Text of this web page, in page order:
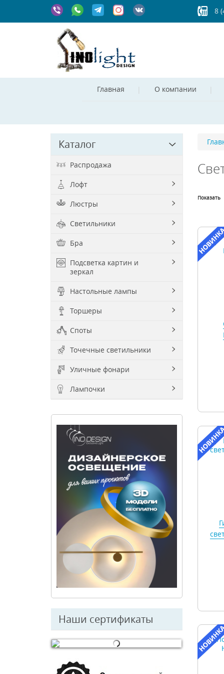
8
Главная О компании
Каталог
Распродажа
Лофт
Люстры
Светильники
Бра
Подсветка картин и
зеркал
Настольные лампы
Торшеры
Споты
Точечные светильники
Уличные фонари
Лампочки
Наши сертификаты
Показать